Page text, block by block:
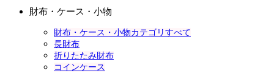
財布・ケース・小物
財布・ケース・小物カテゴリすべて
長財布
折りたたみ財布
コインケース